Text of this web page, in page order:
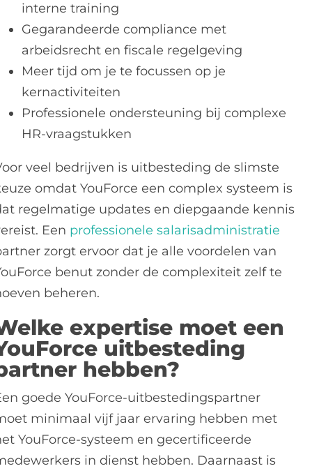
interne training
Gegarandeerde compliance met
arbeidsrecht en fiscale regelgeving
Meer tijd om je te focussen op je
kernactiviteiten
Professionele ondersteuning bij complexe
HR-vraagstukken
veel bedrijven is uitbesteding de slimste
omdat YouForce een complex systeem is
regelmatige updates en diepgaande kennis
Een professionele salarisadministratie
zorgt ervoor dat je alle voordelen van
benut zonder de complexiteit zelf te
beheren.
expertise moet een
uitbesteding
hebben?
goede YouForce-uitbestedingspartner
minimaal vijf jaar ervaring hebben met
YouForce-systeem en gecertificeerde
in dienst hebben. Daarnaast is